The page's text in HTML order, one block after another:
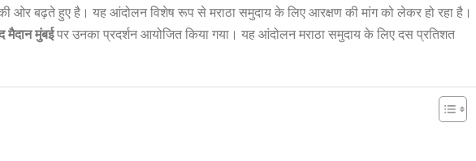
ओर बढ़ते हुए है। यह आंदोलन विशेष रूप से मराठा समुदाय के लिए आरक्षण की मांग को लेकर हो रहा है।
मैदान मुंबईपर उनका प्रदर्शन आयोजित किया गया। यह आंदोलन मराठा समुदाय के लिए दस प्रतिशत